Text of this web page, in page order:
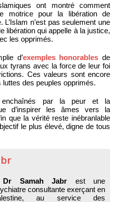
ont montré comment
motrice pour la libération de
L’Islam n’est pas seulement une
libération qui appelle à la justice,
les opprimés.
d’exemples honorables de
tyrans avec la force de leur foi
Ces valeurs sont encore
luttes des peuples opprimés.
par la peur et la
d’inspirer les âmes vers la
que la vérité reste inébranlable
le plus élevé, digne de tous
Dr Samah Jabr est une
consultante exerçant en
au service des